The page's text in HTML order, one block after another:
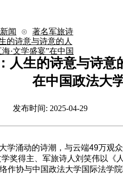
闻 ⊙ 著名军旅诗
的诗意与诗意的人
·文学盛宴”在中国
人生的诗意与诗
在中国政法大
发布时间: 2025-04-29
学涌动的诗潮，与云端49万观
奖得主、军旅诗人刘笑伟以《
作协与中国政法大学国际法学